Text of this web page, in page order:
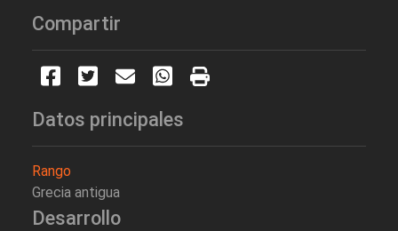
Compartir
Datos principales
Rango
Grecia antigua
Desarrollo